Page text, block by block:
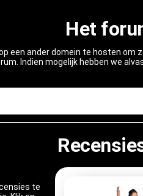
Het
een ander domein te hosten om
Indien mogelijk hebben we
te